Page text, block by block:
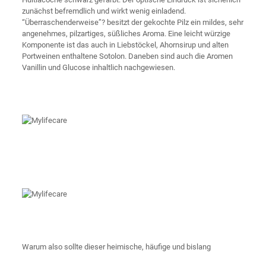
zunächst befremdlich und wirkt wenig einladend.
“Überraschenderweise”? besitzt der gekochte Pilz ein mildes, sehr
angenehmes, pilzartiges, süßliches Aroma. Eine leicht würzige
Komponente ist das auch in Liebstöckel, Ahornsirup und alten
Portweinen enthaltene Sotolon. Daneben sind auch die Aromen
Vanillin und Glucose inhaltlich nachgewiesen.
Warum also sollte dieser heimische, häufige und bislang